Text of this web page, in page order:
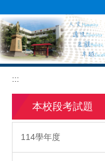
到
主
要
內
區
:::
本校段考試題
114學年度